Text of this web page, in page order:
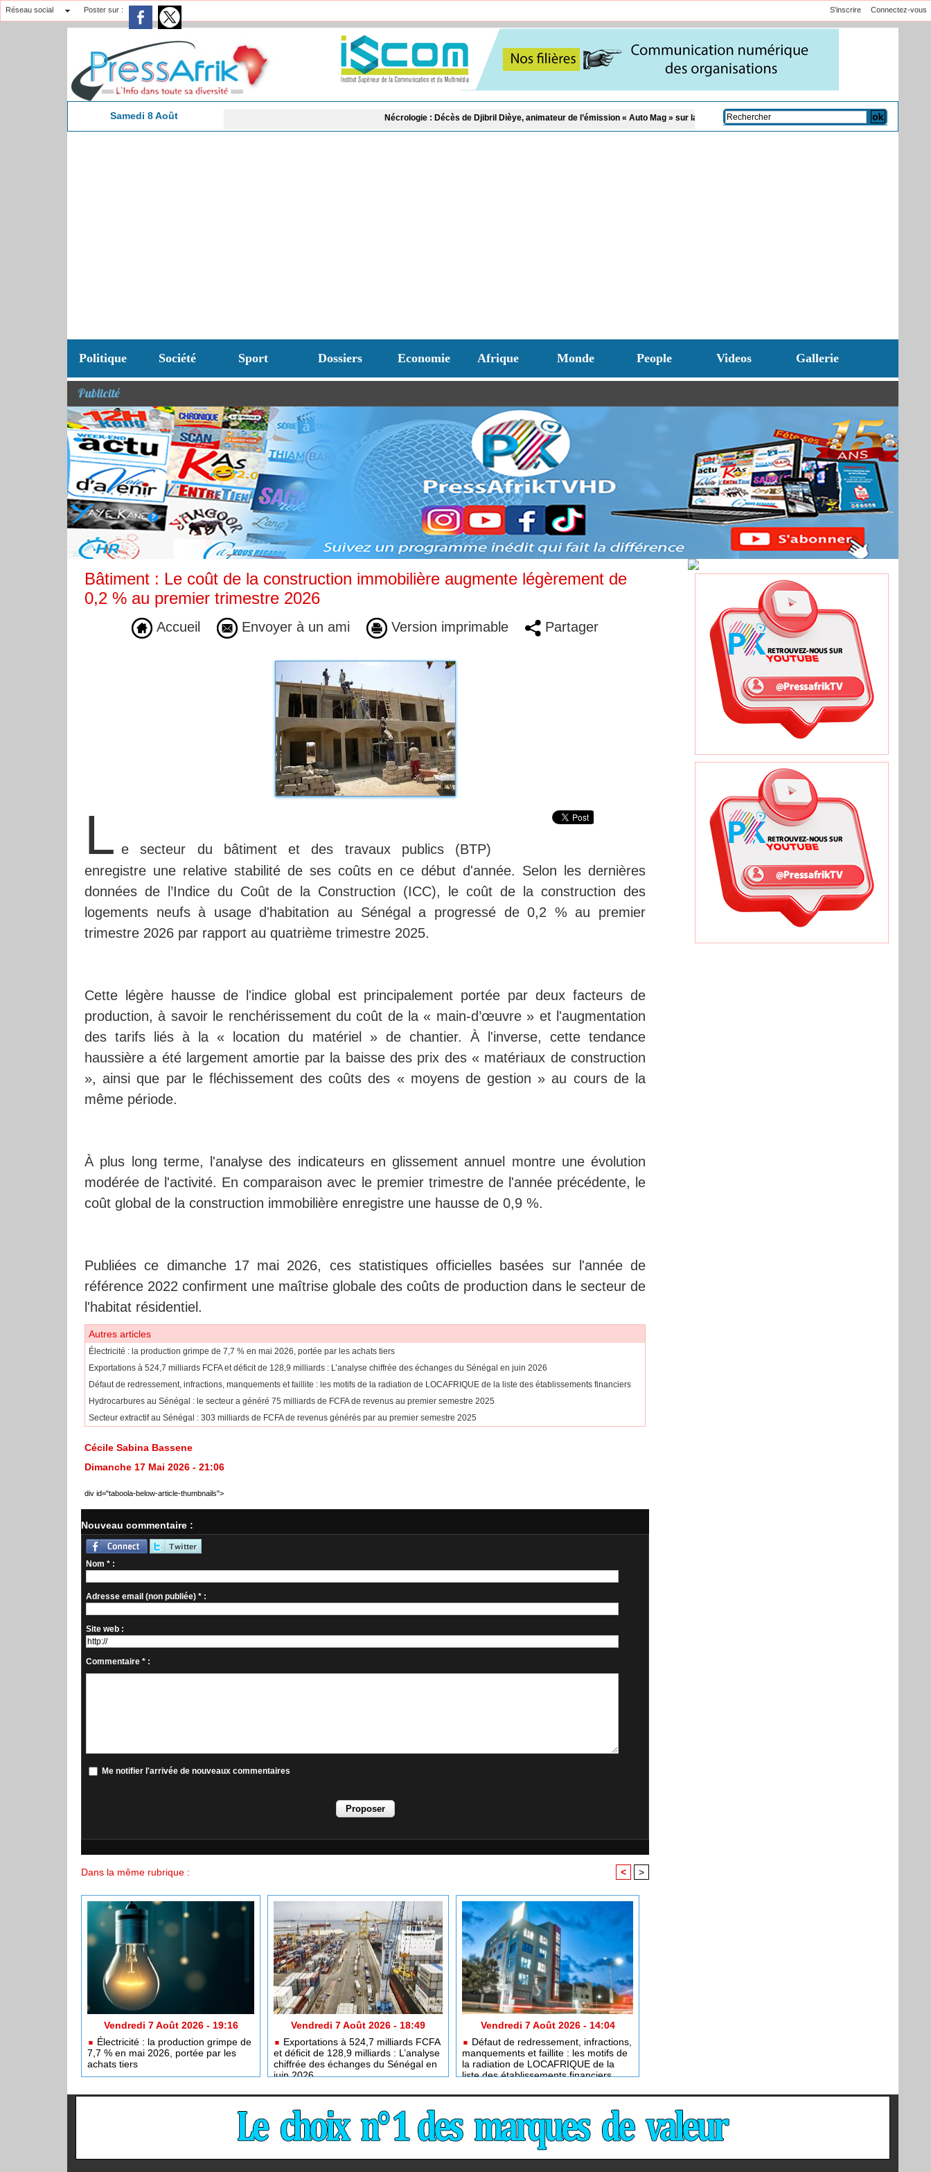
Réseau social Poster sur : Connectez-vous
S'inscrire
Samedi 8 Août Nécrologie : Décès de Djibril Dièye, animateur de l’émission « Auto Mag » sur la TFM Affaire Pape Cheikh Diallo et Cie : le Parquet fait appel après le
Politique Société Sport Dossiers Economie Afrique Monde People Videos Gallerie
Publicité
Bâtiment : Le coût de la construction immobilière augmente légèrement de
0,2 % au premier trimestre 2026
Accueil Envoyer à un ami Version imprimable Partager
L e secteur du bâtiment et des travaux publics (BTP)
enregistre une relative stabilité de ses coûts en ce début d'année. Selon les dernières
données de l’Indice du Coût de la Construction (ICC), le coût de la construction des
logements neufs à usage d'habitation au Sénégal a progressé de 0,2 % au premier
trimestre 2026 par rapport au quatrième trimestre 2025.
Cette légère hausse de l'indice global est principalement portée par deux facteurs de
production, à savoir le renchérissement du coût de la « main-d’œuvre » et l'augmentation
des tarifs liés à la « location du matériel » de chantier. À l'inverse, cette tendance
haussière a été largement amortie par la baisse des prix des « matériaux de construction
», ainsi que par le fléchissement des coûts des « moyens de gestion » au cours de la
même période.
À plus long terme, l'analyse des indicateurs en glissement annuel montre une évolution
modérée de l'activité. En comparaison avec le premier trimestre de l'année précédente, le
coût global de la construction immobilière enregistre une hausse de 0,9 %.
Publiées ce dimanche 17 mai 2026, ces statistiques officielles basées sur l'année de
référence 2022 confirment une maîtrise globale des coûts de production dans le secteur de
l'habitat résidentiel.
Autres articles
Électricité : la production grimpe de 7,7 % en mai 2026, portée par les achats tiers
Exportations à 524,7 milliards FCFA et déficit de 128,9 milliards : L’analyse chiffrée des échanges du Sénégal en juin 2026
Défaut de redressement, infractions, manquements et faillite : les motifs de la radiation de LOCAFRIQUE de la liste des établissements financiers
Hydrocarbures au Sénégal : le secteur a généré 75 milliards de FCFA de revenus au premier semestre 2025
​Secteur extractif au Sénégal : 303 milliards de FCFA de revenus générés par au premier semestre 2025
Cécile Sabina Bassene
Dimanche 17 Mai 2026 - 21:06
div id="taboola-below-article-thumbnails">
Nouveau commentaire :
Nom * :
Adresse email (non publiée) * :
Site web :
Commentaire * :
Me notifier l'arrivée de nouveaux commentaires
Dans la même rubrique : < >
Vendredi 7 Août 2026 - 19:16
Électricité : la production grimpe de
7,7 % en mai 2026, portée par les
achats tiers
Vendredi 7 Août 2026 - 18:49
Exportations à 524,7 milliards FCFA
et déficit de 128,9 milliards : L’analyse
chiffrée des échanges du Sénégal en
juin 2026
Vendredi 7 Août 2026 - 14:04
Défaut de redressement, infractions,
manquements et faillite : les motifs de
la radiation de LOCAFRIQUE de la
liste des établissements financiers